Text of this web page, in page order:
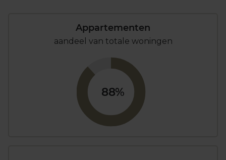
Appartementen
aandeel van totale woningen
88%